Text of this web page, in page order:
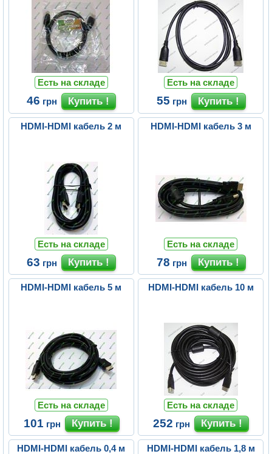
Есть на складе
46 грн
Есть на складе
55 грн
HDMI-HDMI кабель 2 м
Есть на складе
63 грн
HDMI-HDMI кабель 3 м
Есть на складе
78 грн
HDMI-HDMI кабель 5 м
Есть на складе
101 грн
HDMI-HDMI кабель 10 м
Есть на складе
252 грн
HDMI-HDMI кабель 0,4 м HDMI-HDMI кабель 1,8 м